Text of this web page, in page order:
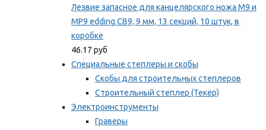
Лезвие запасное для канцелярского ножа M9 и
MP9 edding CB9, 9 мм, 13 секций, 10 штук, в
коробке
46.17 руб
Специальные степлеры и скобы
Скобы для строительных степлеров
Строительный степлер (Текер)
Электроинструменты
Граверы